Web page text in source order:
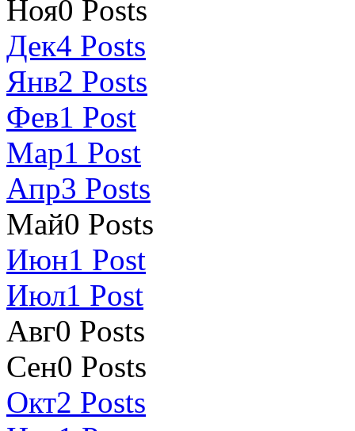
Ноя0 Posts
Дек4 Posts
Янв2 Posts
Фев1 Post
Мар1 Post
Апр3 Posts
Май0 Posts
Июн1 Post
Июл1 Post
Авг0 Posts
Сен0 Posts
Окт2 Posts